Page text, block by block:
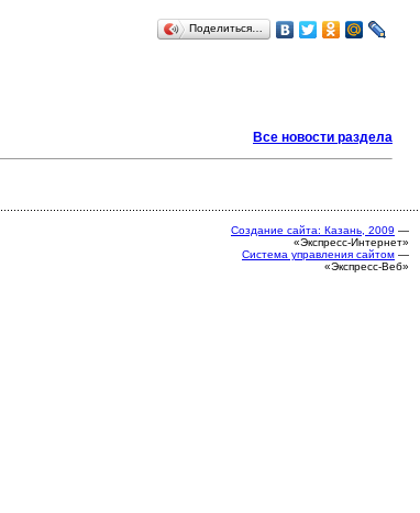
Поделиться…
Все новости раздела
Создание сайта: Казань, 2009 —
«Экспресс-Интернет»
Система управления сайтом —
«Экспресс-Веб»